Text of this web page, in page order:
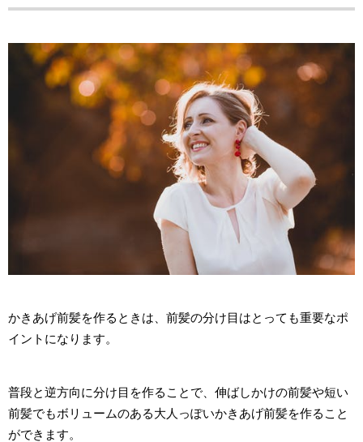
かきあげ前髪を作るときは、前髪の分け目はとっても重要なポ
イントになります。
普段と逆方向に分け目を作ることで、伸ばしかけの前髪や短い
前髪でもボリュームのある大人っぽいかきあげ前髪を作ること
ができます。